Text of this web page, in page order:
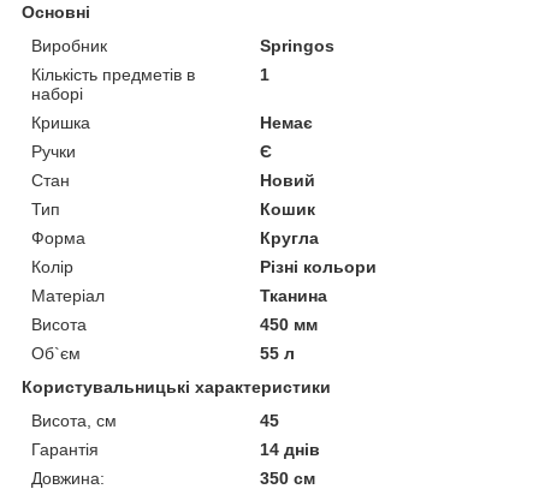
Основні
Виробник
Springos
Кількість предметів в
наборі
1
Кришка
Немає
Ручки
Є
Стан
Новий
Тип
Кошик
Форма
Кругла
Колір
Різні кольори
Матеріал
Тканина
Висота
450 мм
Об`єм
55 л
Користувальницькі характеристики
Висота, см
45
Гарантія
14 днів
Довжина:
350 см